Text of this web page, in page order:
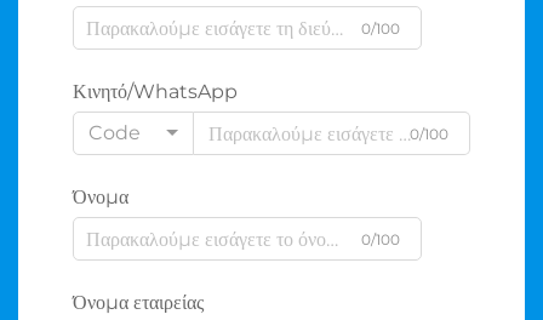
0/100
Κινητό/WhatsApp
Code
0/100
Όνομα
0/100
Όνομα εταιρείας